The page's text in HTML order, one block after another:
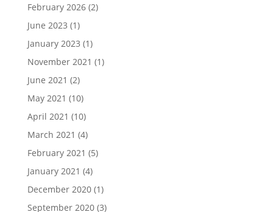
February 2026(2)
June 2023 (1)
January 2023 (1)
November 2021 (1)
June 2021 (2)
May 2021 (10)
April 2021 (10)
March 2021 (4)
February 2021 (5)
January 2021 (4)
December 2020(1)
September 2020(3)